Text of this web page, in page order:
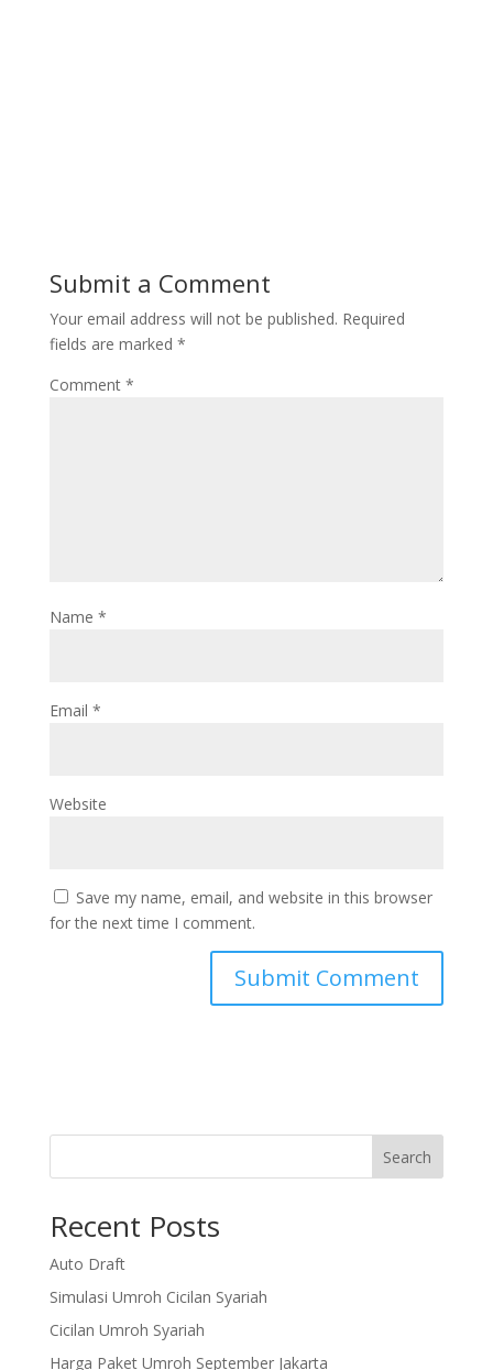
Submit a Comment
Your email address will not be published. Required
fields are marked *
Comment *
Name *
Email *
Website
Save my name, email, and website in this browser
for the next time I comment.
Search
Recent Posts
Auto Draft
Simulasi Umroh Cicilan Syariah
Cicilan Umroh Syariah
Harga Paket Umroh September Jakarta